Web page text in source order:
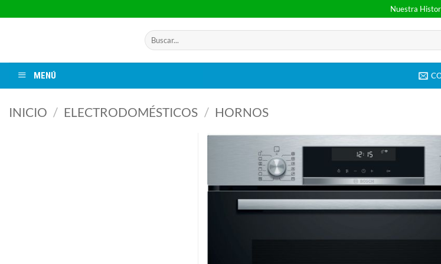
al
Nuestra
Buscar
por:
MENÚ
INICIO / ELECTRODOMÉSTICOS / HORNOS